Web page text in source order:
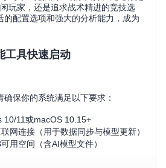
玩家，还是追求战术精进的竞技选
的配置选项和强大的分析能力，成为
工具快速启动
保你的系统满足以下要求：
10/11或macOS 10.15+
网连接（用于数据同步与模型更新）
用空间（含AI模型文件）